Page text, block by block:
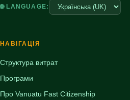
🌐 LANGUAGE:
НАВІГАЦІЯ
Структура витрат
Програми
Про Vanuatu Fast Citizenship